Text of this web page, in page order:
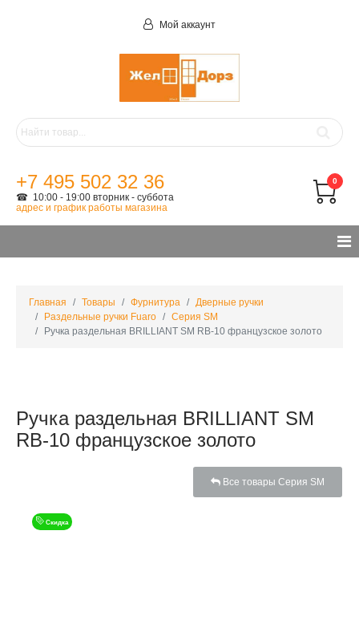
Мой аккаунт
+7 495 502 32 36
☎ 10:00 - 19:00 вторник - суббота
адрес и график работы магазина
0
Главная Товары Фурнитура
Дверные ручки
Раздельные ручки Fuaro
Серия SM
Ручка раздельная BRILLIANT SM RB-10 французское золото
Ручка раздельная BRILLIANT SM
RB-10 французское золото
Все товары Серия SM
Скидка